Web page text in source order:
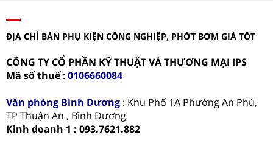
ĐỊA CHỈ BÁN PHỤ KIỆN CÔNG NGHIỆP, PHỚT BƠM GIÁ TỐT
CÔNG TY CỔ PHẦN KỸ THUẬT VÀ THƯƠNG MẠI IPS
Mã số thuế: 0106660084
Văn phòng Bình Dương : Khu Phố 1A Phường An Phú,
TP Thuận An , Bình Dương
Kinh doanh 1 : 093.7621.882